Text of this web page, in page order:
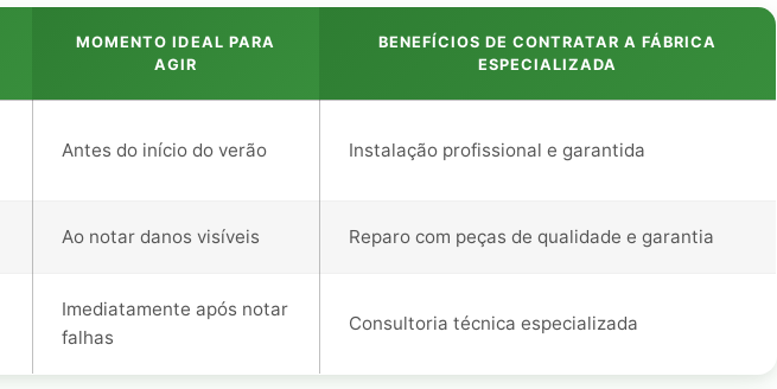
MOMENTO IDEAL PARA
AGIR
BENEFÍCIOS DE CONTRATAR A FÁBRICA
ESPECIALIZADA
Antes do início do verão Instalação profissional e garantida
Ao notar danos visíveis Reparo com peças de qualidade e garantia
Imediatamente após notar
falhas
Consultoria técnica especializada